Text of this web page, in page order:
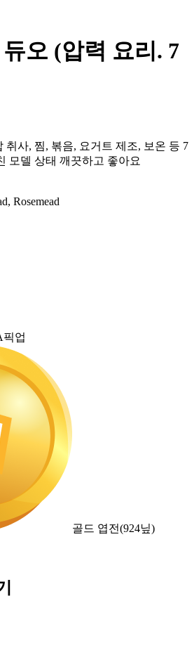
오 (압력 요리. 7
취사, 찜, 볶음, 요거트 제조, 보온 등 7
모델 상태 깨끗하고 좋아요
Rosemead
픽업
골드 엽전(924닢)